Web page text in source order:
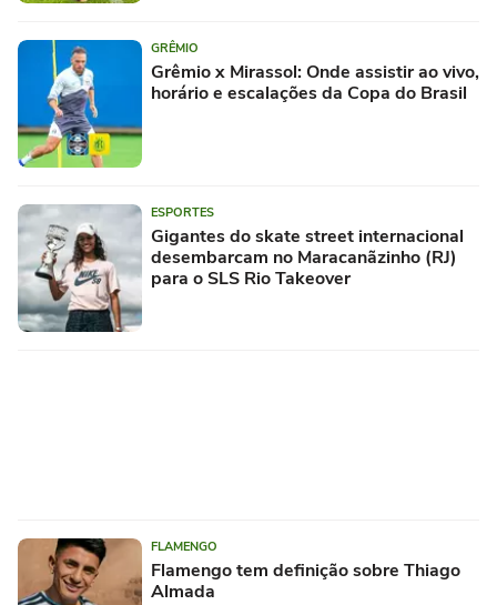
GRÊMIO
Grêmio x Mirassol: Onde assistir ao vivo,
horário e escalações da Copa do Brasil
ESPORTES
Gigantes do skate street internacional
desembarcam no Maracanãzinho (RJ)
para o SLS Rio Takeover
FLAMENGO
Flamengo tem definição sobre Thiago
Almada